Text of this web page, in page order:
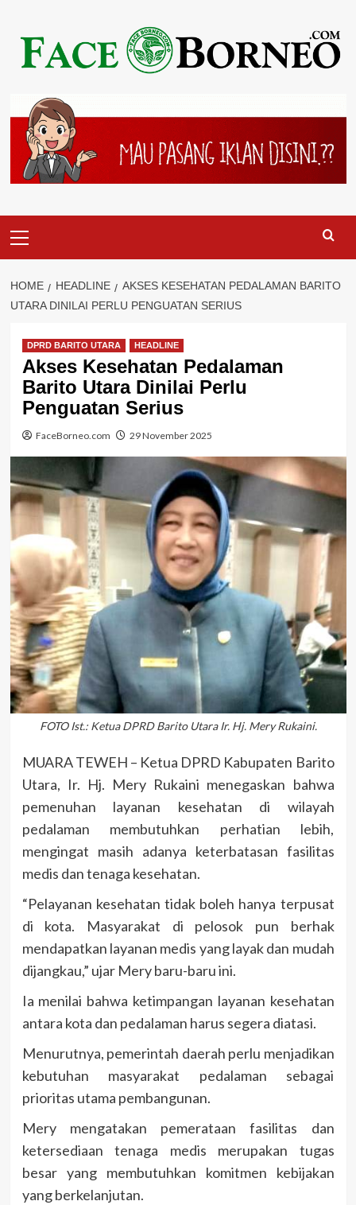
content
Menu
HOME HEADLINE
AKSES KESEHATAN PEDALAMAN BARITO
UTARA DINILAI PERLU PENGUATAN SERIUS
DPRD BARITO UTARA HEADLINE
Akses Kesehatan Pedalaman
Barito Utara Dinilai Perlu
Penguatan Serius
FaceBorneo.com 29 November 2025
FOTO Ist.: Ketua DPRD Barito Utara Ir. Hj. Mery Rukaini.
MUARA TEWEH – Ketua DPRD Kabupaten Barito
Utara, Ir. Hj. Mery Rukaini menegaskan bahwa
pemenuhan layanan kesehatan di wilayah
pedalaman membutuhkan perhatian lebih,
mengingat masih adanya keterbatasan fasilitas
medis dan tenaga kesehatan.
“Pelayanan kesehatan tidak boleh hanya terpusat
di kota. Masyarakat di pelosok pun berhak
mendapatkan layanan medis yang layak dan mudah
dijangkau,” ujar Mery baru-baru ini.
Ia menilai bahwa ketimpangan layanan kesehatan
antara kota dan pedalaman harus segera diatasi.
Menurutnya, pemerintah daerah perlu menjadikan
kebutuhan masyarakat pedalaman sebagai
prioritas utama pembangunan.
Mery mengatakan pemerataan fasilitas dan
ketersediaan tenaga medis merupakan tugas
besar yang membutuhkan komitmen kebijakan
yang berkelanjutan.